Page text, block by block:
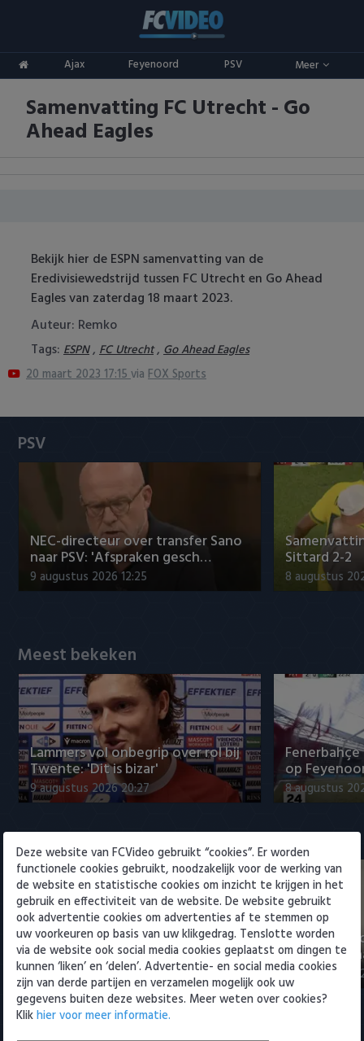
Ajax Feyenoord PSV Meer
ADO Den Haag
Ajax
FC Twente
FC Utrecht
Feyenoord
Heracles Almelo
NAC Breda
PEC Zwolle
Roda JC
SC Heerenveen
Vitesse
VVV Venlo
Willem II
Competities
Eredivisie
Keuken Kampioen Divisie
Vrouwenvoetbal
Champions League
Europa League
Conference League
Oranje
Samenvatting FC Utrecht - Go
Ahead Eagles
Bekijk hier de ESPN samenvatting van de
Eredivisiewedstrijd tussen FC Utrecht en Go Ahead
Eagles van zaterdag 18 maart 2023.
Auteur: Remko
Tags: ESPN, FC Utrecht, Go Ahead Eagles
20 maart 2023 17:15via FOX Sports
PSV
NEC-directeur over transfer Sano
naar PSV: 'Afspraken gesch…
9 augustus 2026 12:25
Sittard 2-2
8 augustus
Meest bekeken
Lammers vol onbegrip over rol bij
Twente: 'Dit is bizar'
9 augustus 2026 20:27
op
8 augustus
Eredivisie
"Julian Brandt over fitheid, Godts
en Ter Stegen"
9 augustus 2026 22:57
"Weet niet
9 augustus
Samenvattingen Eredivisie
Deze website van FCVideo gebruikt “cookies”. Er worden
functionele cookies gebruikt, noodzakelijk voor de werking van
de website en statistische cookies om inzicht te krijgen in het
gebruik en effectiviteit van de website. De website gebruikt
ook advertentie cookies om advertenties af te stemmen op
uw voorkeuren op basis van uw klikgedrag. Tenslotte worden
via de website ook social media cookies geplaatst om dingen te
kunnen ‘liken’ en ‘delen’. Advertentie- en social media cookies
zijn van derde partijen en verzamelen mogelijk ook uw
gegevens buiten deze websites. Meer weten over cookies?
Klikhier voor meer informatie.